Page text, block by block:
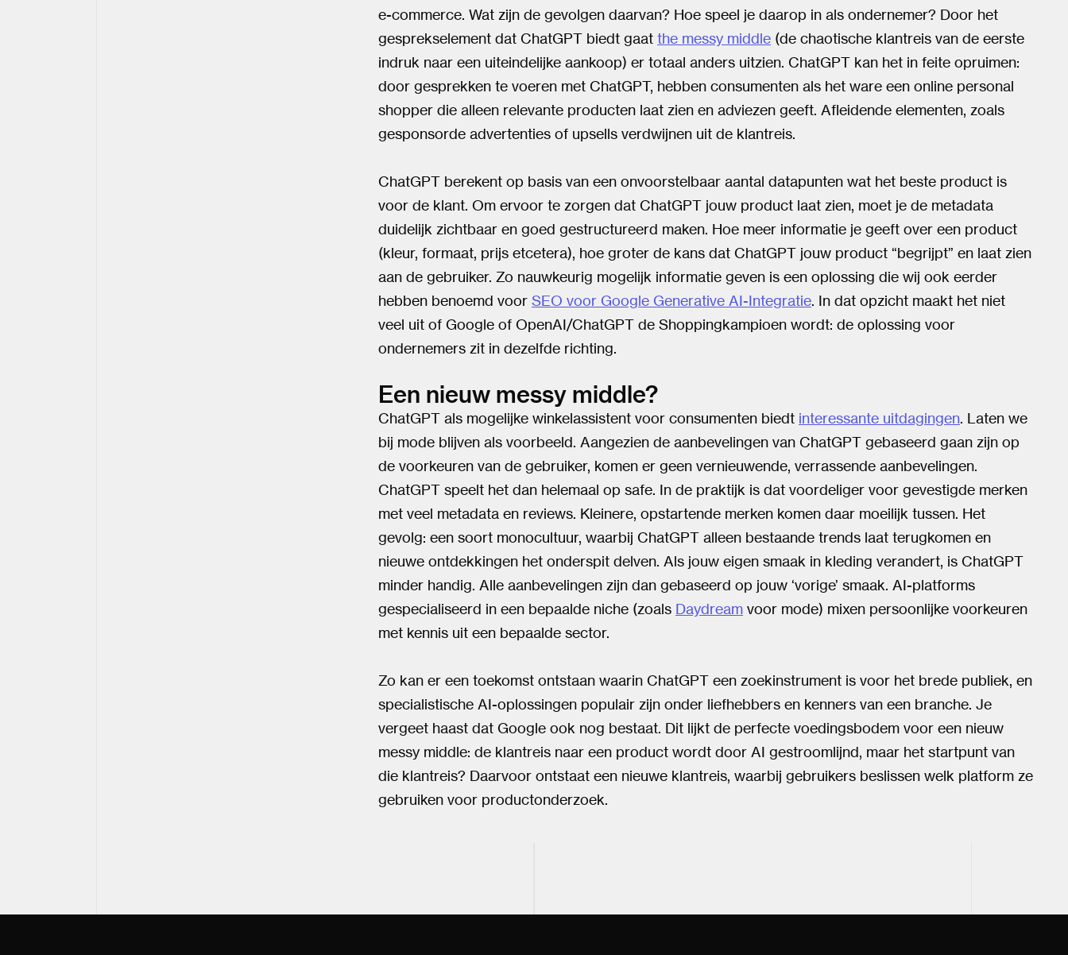
e-commerce. Wat zijn de gevolgen daarvan? Hoe speel je daarop in als ondernemer? Door het
gesprekselement dat ChatGPT biedt gaat the messy middle (de chaotische klantreis van de eerste
indruk naar een uiteindelijke aankoop) er totaal anders uitzien. ChatGPT kan het in feite opruimen:
door gesprekken te voeren met ChatGPT, hebben consumenten als het ware een online personal
shopper die alleen relevante producten laat zien en adviezen geeft. Afleidende elementen, zoals
gesponsorde advertenties of upsells verdwijnen uit de klantreis.
ChatGPT berekent op basis van een onvoorstelbaar aantal datapunten wat het beste product is
voor de klant. Om ervoor te zorgen dat ChatGPT jouw product laat zien, moet je de metadata
duidelijk zichtbaar en goed gestructureerd maken. Hoe meer informatie je geeft over een product
(kleur, formaat, prijs etcetera), hoe groter de kans dat ChatGPT jouw product “begrijpt” en laat zien
aan de gebruiker. Zo nauwkeurig mogelijk informatie geven is een oplossing die wij ook eerder
hebben benoemd voor SEO voor Google Generative AI-Integratie. In dat opzicht maakt het niet
veel uit of Google of OpenAI/ChatGPT de Shoppingkampioen wordt: de oplossing voor
ondernemers zit in dezelfde richting.
Een nieuw messy middle?
ChatGPT als mogelijke winkelassistent voor consumenten biedt interessante uitdagingen. Laten we
bij mode blijven als voorbeeld. Aangezien de aanbevelingen van ChatGPT gebaseerd gaan zijn op
de voorkeuren van de gebruiker, komen er geen vernieuwende, verrassende aanbevelingen.
ChatGPT speelt het dan helemaal op safe. In de praktijk is dat voordeliger voor gevestigde merken
met veel metadata en reviews. Kleinere, opstartende merken komen daar moeilijk tussen. Het
gevolg: een soort monocultuur, waarbij ChatGPT alleen bestaande trends laat terugkomen en
nieuwe ontdekkingen het onderspit delven. Als jouw eigen smaak in kleding verandert, is ChatGPT
minder handig. Alle aanbevelingen zijn dan gebaseerd op jouw ‘vorige’ smaak. AI-platforms
gespecialiseerd in een bepaalde niche (zoals Daydream voor mode) mixen persoonlijke voorkeuren
met kennis uit een bepaalde sector.
Zo kan er een toekomst ontstaan waarin ChatGPT een zoekinstrument is voor het brede publiek, en
specialistische AI-oplossingen populair zijn onder liefhebbers en kenners van een branche. Je
vergeet haast dat Google ook nog bestaat. Dit lijkt de perfecte voedingsbodem voor een nieuw
messy middle: de klantreis naar een product wordt door AI gestroomlijnd, maar het startpunt van
die klantreis? Daarvoor ontstaat een nieuwe klantreis, waarbij gebruikers beslissen welk platform ze
gebruiken voor productonderzoek.